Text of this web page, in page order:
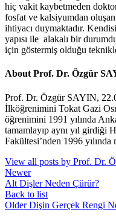
hiç vakit kaybetmeden
fosfat ve kalsiyumdan
ihtiyacı duymaktadır.
yapısı ile alakalı bir
için göstermiş olduğu
About Prof. Dr. Özgür
Prof. Dr. Özgür SAYIN,
İlköğrenimini Tokat Gazi
öğrenimini 1991 yılında
tamamlayıp aynı yıl girdiği
Fakültesi’nden 1996 yılında
View all posts by Prof. Dr.
Newer
Alt Dişler Neden Çürür?
Back to list
Older Dişin Gerçek Rengi